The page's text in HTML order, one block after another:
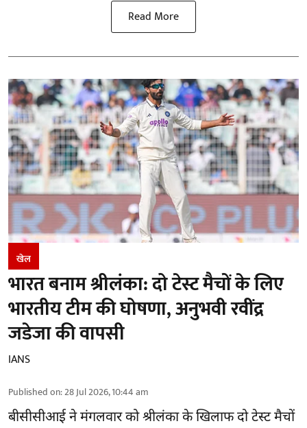
Read More
खेल
भारत बनाम श्रीलंका: दो टेस्ट मैचों के लिए
भारतीय टीम की घोषणा, अनुभवी रवींद्र
जडेजा की वापसी
IANS
Published on:28 Jul 2026, 10:44 am
बीसीसीआईने मंगलवार को श्रीलंका के खिलाफ दो टेस्ट मैचों